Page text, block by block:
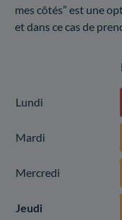
mes côtés” est une
et dans ce cas de
Lundi
Mardi
Mercredi
Jeudi